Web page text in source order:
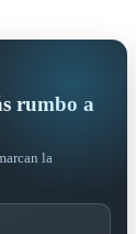
rumbo a
la